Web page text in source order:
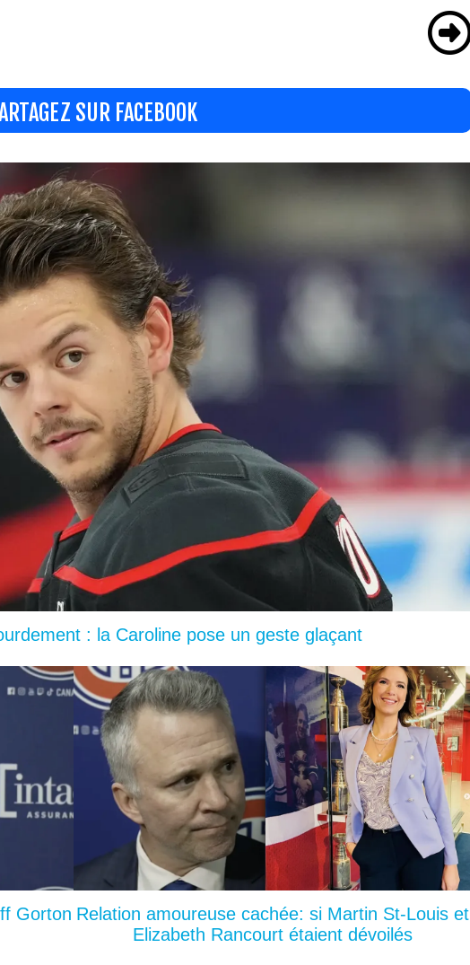
SUR FACEBOOK
: la Caroline pose un geste glaçant
Gorton Relation amoureuse cachée: si Martin St-Louis et
Elizabeth Rancourt étaient dévoilés